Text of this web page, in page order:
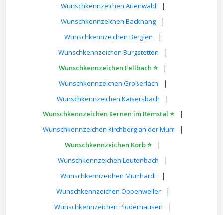
Wunschkennzeichen Auenwald |
Wunschkennzeichen Backnang |
Wunschkennzeichen Berglen |
Wunschkennzeichen Burgstetten |
Wunschkennzeichen Fellbach ⭐ |
Wunschkennzeichen Großerlach |
Wunschkennzeichen Kaisersbach |
Wunschkennzeichen Kernen im Remstal ⭐ |
Wunschkennzeichen Kirchberg an der Murr |
Wunschkennzeichen Korb ⭐ |
Wunschkennzeichen Leutenbach |
Wunschkennzeichen Murrhardt |
Wunschkennzeichen Oppenweiler |
Wunschkennzeichen Plüderhausen |